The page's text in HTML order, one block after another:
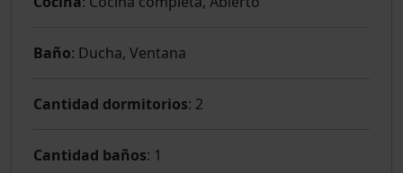
Baño: Ducha, Ventana
Cantidad dormitorios: 2
Cantidad baños: 1